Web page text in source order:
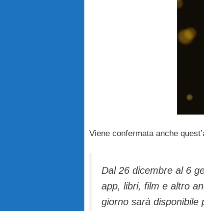
Viene confermata anche
Dal 26 dicembre al 6
app, libri, film e altro
giorno sarà disponibile